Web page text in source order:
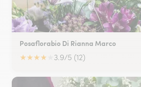
Posaflorabio Di Rianna Marco
★★★★ 3.9/5 (12)